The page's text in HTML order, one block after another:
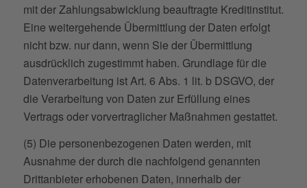
mit der Zahlungsabwicklung beauftragte Kreditinstitut.
Eine weitergehende Übermittlung der Daten erfolgt
nicht bzw. nur dann, wenn Sie der Übermittlung
ausdrücklich zugestimmt haben. Grundlage für die
Datenverarbeitung ist Art. 6 Abs. 1 lit. b DSGVO, der
die Verarbeitung von Daten zur Erfüllung eines
Vertrags oder vorvertraglicher Maßnahmen gestattet.
(5) Die personenbezogenen Daten werden, mit
Ausnahme der durch die nachfolgend genannten
Drittanbieter erhobenen Daten, innerhalb der